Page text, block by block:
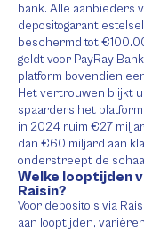
bank. Alle aanbieders
beschermd tot
geldt voor PayRay
platform bovendien
Het vertrouwen blijkt
spaarders het
in 2024 ruim €27
dan €60 miljard aan
onderstreept de
Welke looptijden
Raisin?
Voor deposito’s via
aan looptijden,